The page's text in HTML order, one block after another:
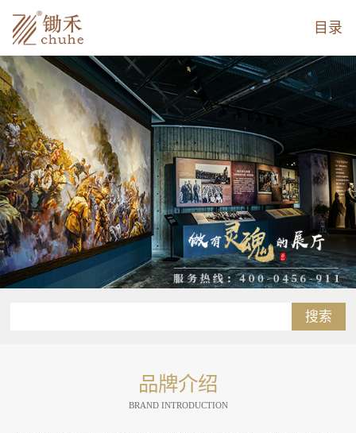
目录
搜索
品牌介绍
BRAND INTRODUCTION